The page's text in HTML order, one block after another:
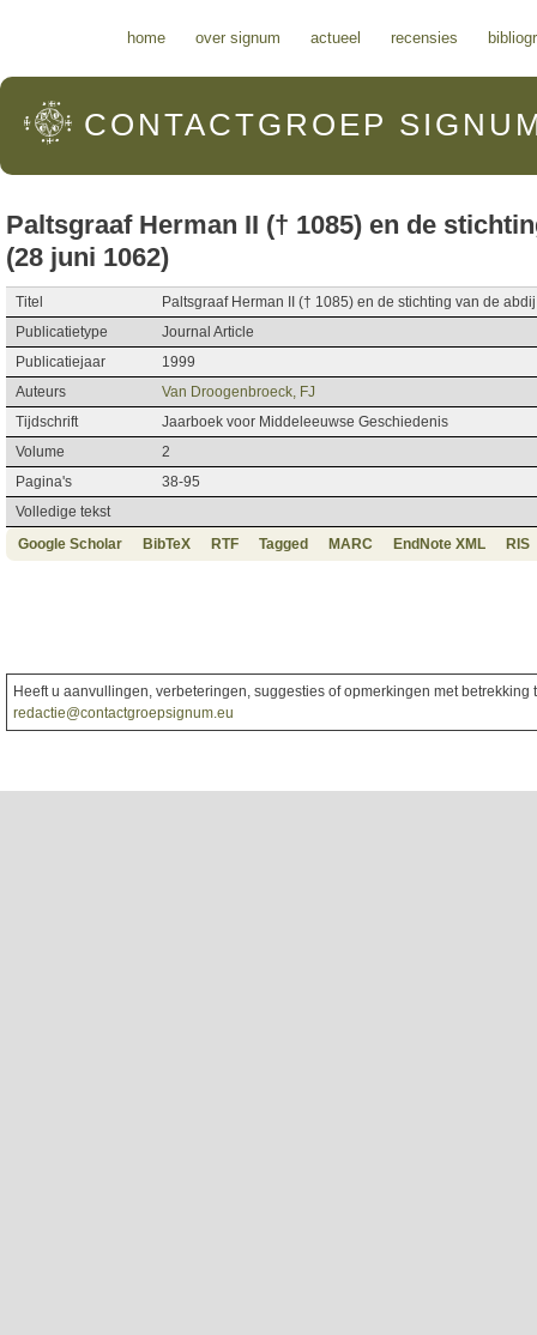
home over signum actueel recensies
CONTACTGROEP
Paltsgraaf Herman II († 1085) en de
(28 juni 1062)
Titel
Paltsgraaf Herman II († 1085) en de stichting van de
Publicatietype
Journal Article
Publicatiejaar
1999
Auteurs
Van Droogenbroeck, FJ
Tijdschrift
Jaarboek voor Middeleeuwse Geschiedenis
Volume
2
Pagina's
38-95
Volledige tekst
Google Scholar
BibTeX RTF Tagged MARC EndNote XML RIS
Heeft u aanvullingen, verbeteringen, suggesties of opmerkingen met
redactie@contactgroepsignum.eu